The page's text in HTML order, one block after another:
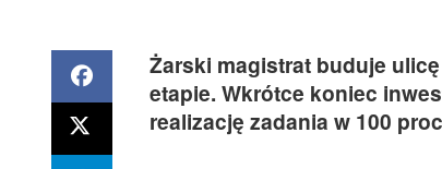
Żarski magistrat buduje
etapie. Wkrótce koniec
realizację zadania w 100